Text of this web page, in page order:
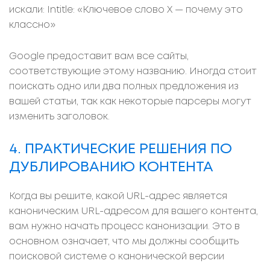
искали: Intitle: «Ключевое слово X — почему это
классно»
Google предоставит вам все сайты,
соответствующие этому названию. Иногда стоит
поискать одно или два полных предложения из
вашей статьи, так как некоторые парсеры могут
изменить заголовок.
4. ПРАКТИЧЕСКИЕ РЕШЕНИЯ ПО
ДУБЛИРОВАНИЮ КОНТЕНТА
Когда вы решите, какой URL-адрес является
каноническим URL-адресом для вашего контента,
вам нужно начать процесс канонизации. Это в
основном означает, что мы должны сообщить
поисковой системе о канонической версии